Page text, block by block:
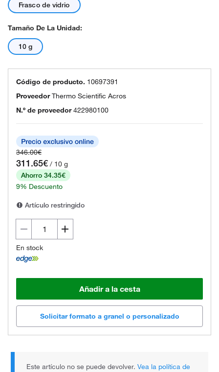
Frasco de vidrio
Tamaño De La Unidad:
10 g
Código de producto. 10697391
ProveedorThermo Scientific Acros
N.º de proveedor 422980100
346.00€
311.65€ / 10 g
Ahorro 34.35€
9% Descuento
Artículo restringido
En stock
Añadir a la cesta
Solicitar formato a granel o personalizado
Este artículo no se puede devolver.Vea la política de